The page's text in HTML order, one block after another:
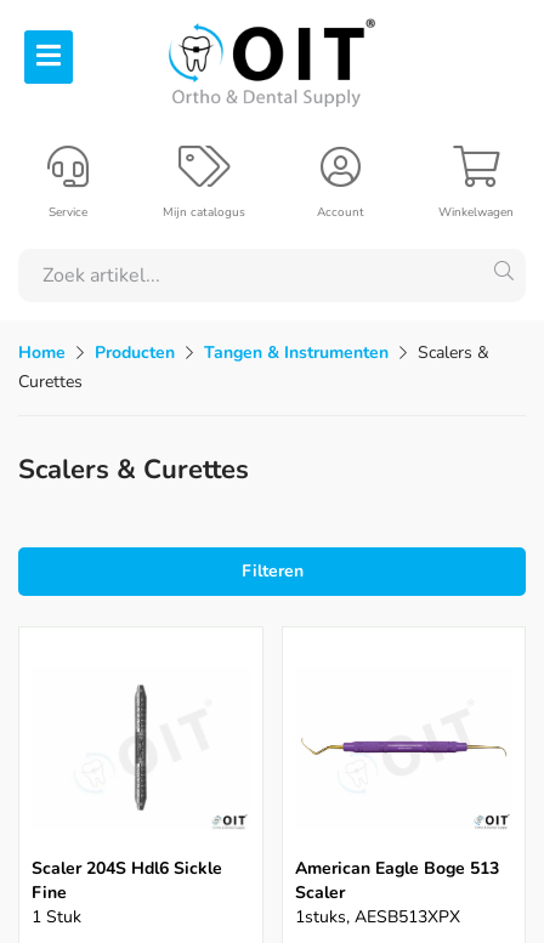
Winkelwagen
Account
Mijn catalogus
Service
Home Producten Tangen & Instrumenten
Scalers &
Curettes
Scalers & Curettes
Filteren
Scaler 204S Hdl6 Sickle
Fine
1 Stuk
American Eagle Boge 513
Scaler
1stuks, AESB513XPX